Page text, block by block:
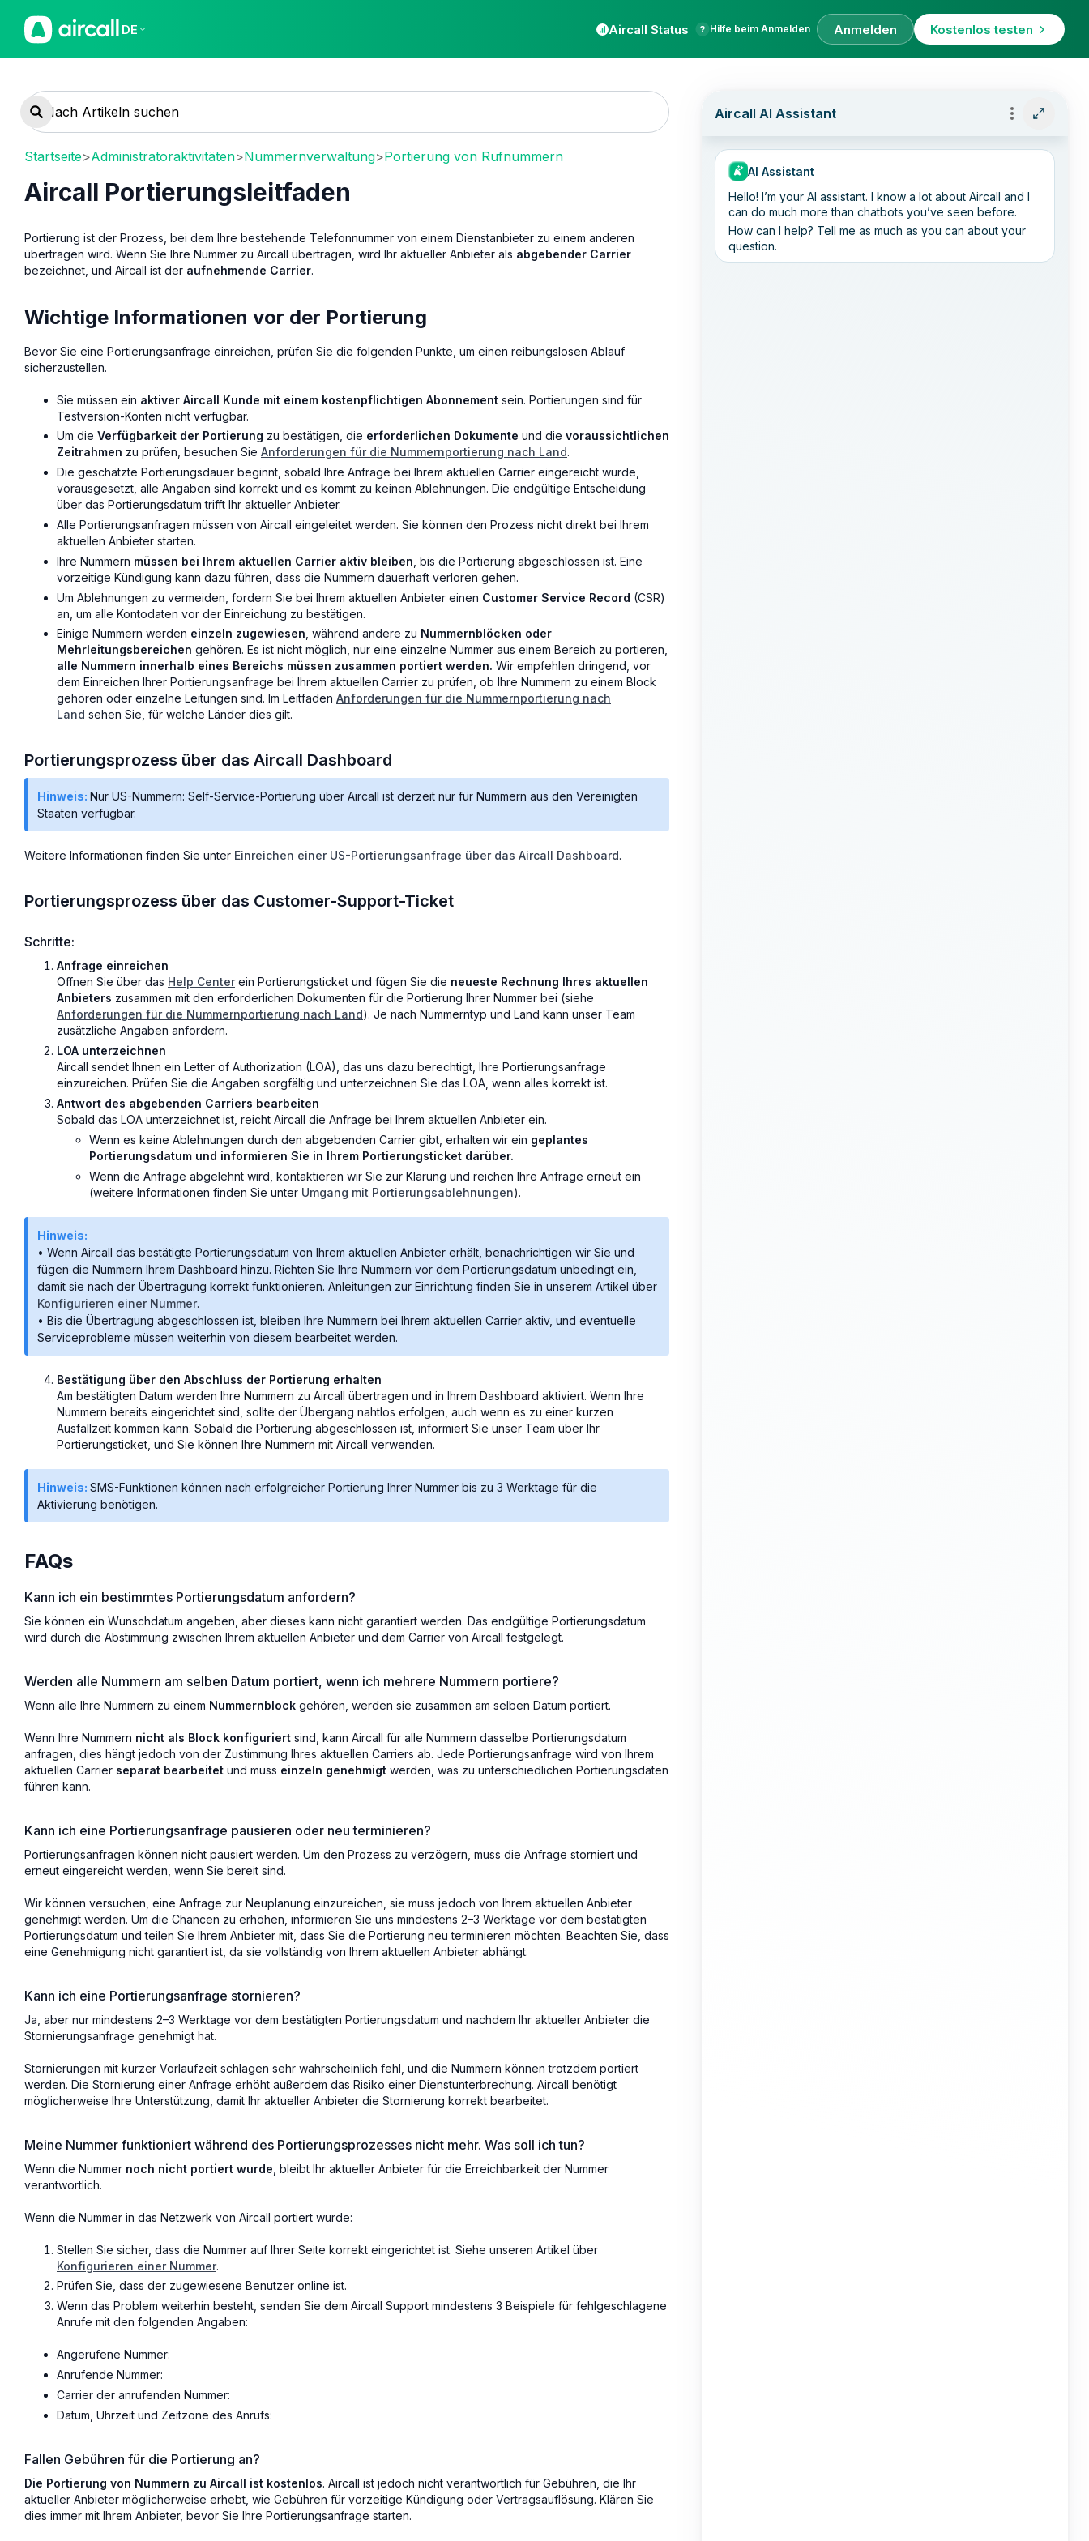
DE Aircall Status Hilfe beim Anmelden Anmelden Kostenlos testen
Startseite>Administratoraktivitäten>Nummernverwaltung>Portierung von Rufnummern
Aircall Portierungsleitfaden
Portierung ist der Prozess, bei dem Ihre bestehende Telefonnummer von einem Dienstanbieter zu einem anderen
übertragen wird. Wenn Sie Ihre Nummer zu Aircall übertragen, wird Ihr aktueller Anbieter als abgebender Carrier
bezeichnet, und Aircall ist der aufnehmende Carrier.
Wichtige Informationen vor der Portierung
Bevor Sie eine Portierungsanfrage einreichen, prüfen Sie die folgenden Punkte, um einen reibungslosen Ablauf
sicherzustellen.
Sie müssen ein aktiver Aircall Kunde mit einem kostenpflichtigen Abonnement sein. Portierungen sind für
Testversion-Konten nicht verfügbar.
Um die Verfügbarkeit der Portierung zu bestätigen, die erforderlichen Dokumente und die voraussichtlichen
Zeitrahmen zu prüfen, besuchen Sie Anforderungen für die Nummernportierung nach Land.
Die geschätzte Portierungsdauer beginnt, sobald Ihre Anfrage bei Ihrem aktuellen Carrier eingereicht wurde,
vorausgesetzt, alle Angaben sind korrekt und es kommt zu keinen Ablehnungen. Die endgültige Entscheidung
über das Portierungsdatum trifft Ihr aktueller Anbieter.
Alle Portierungsanfragen müssen von Aircall eingeleitet werden. Sie können den Prozess nicht direkt bei Ihrem
aktuellen Anbieter starten.
Ihre Nummern müssen bei Ihrem aktuellen Carrier aktiv bleiben , bis die Portierung abgeschlossen ist. Eine
vorzeitige Kündigung kann dazu führen, dass die Nummern dauerhaft verloren gehen.
Um Ablehnungen zu vermeiden, fordern Sie bei Ihrem aktuellen Anbieter einen Customer Service Record (CSR)
an, um alle Kontodaten vor der Einreichung zu bestätigen.
Einige Nummern werden einzeln zugewiesen , während andere zu Nummernblöcken oder
Mehrleitungsbereichen gehören. Es ist nicht möglich, nur eine einzelne Nummer aus einem Bereich zu portieren,
alle Nummern innerhalb eines Bereichs müssen zusammen portiert werden. Wir empfehlen dringend, vor
dem Einreichen Ihrer Portierungsanfrage bei Ihrem aktuellen Carrier zu prüfen, ob Ihre Nummern zu einem Block
gehören oder einzelne Leitungen sind. Im Leitfaden Anforderungen für die Nummernportierung nach
Land sehen Sie, für welche Länder dies gilt.
Portierungsprozess über das Aircall Dashboard
Hinweis: Nur US-Nummern: Self-Service-Portierung über Aircall ist derzeit nur für Nummern aus den Vereinigten
Staaten verfügbar.
Weitere Informationen finden Sie unter Einreichen einer US-Portierungsanfrage über das Aircall Dashboard.
Portierungsprozess über das Customer-Support-Ticket
Schritte:
Anfrage einreichen
Öffnen Sie über das Help Centerein Portierungsticket und fügen Sie die neueste Rechnung Ihres aktuellen
Anbieters zusammen mit den erforderlichen Dokumenten für die Portierung Ihrer Nummer bei (siehe
Anforderungen für die Nummernportierung nach Land). Je nach Nummerntyp und Land kann unser Team
zusätzliche Angaben anfordern.
LOA unterzeichnen
Aircall sendet Ihnen ein Letter of Authorization (LOA), das uns dazu berechtigt, Ihre Portierungsanfrage
einzureichen. Prüfen Sie die Angaben sorgfältig und unterzeichnen Sie das LOA, wenn alles korrekt ist.
Antwort des abgebenden Carriers bearbeiten
Sobald das LOA unterzeichnet ist, reicht Aircall die Anfrage bei Ihrem aktuellen Anbieter ein.
Wenn es keine Ablehnungen durch den abgebenden Carrier gibt, erhalten wir ein geplantes
Portierungsdatum und informieren Sie in Ihrem Portierungsticket darüber.
Wenn die Anfrage abgelehnt wird, kontaktieren wir Sie zur Klärung und reichen Ihre Anfrage erneut ein
(weitere Informationen finden Sie unter Umgang mit Portierungsablehnungen).
Hinweis:
• Wenn Aircall das bestätigte Portierungsdatum von Ihrem aktuellen Anbieter erhält, benachrichtigen wir Sie und
fügen die Nummern Ihrem Dashboard hinzu. Richten Sie Ihre Nummern vor dem Portierungsdatum unbedingt ein,
damit sie nach der Übertragung korrekt funktionieren. Anleitungen zur Einrichtung finden Sie in unserem Artikel über
Konfigurieren einer Nummer.
• Bis die Übertragung abgeschlossen ist, bleiben Ihre Nummern bei Ihrem aktuellen Carrier aktiv, und eventuelle
Serviceprobleme müssen weiterhin von diesem bearbeitet werden.
Bestätigung über den Abschluss der Portierung erhalten
Am bestätigten Datum werden Ihre Nummern zu Aircall übertragen und in Ihrem Dashboard aktiviert. Wenn Ihre
Nummern bereits eingerichtet sind, sollte der Übergang nahtlos erfolgen, auch wenn es zu einer kurzen
Ausfallzeit kommen kann. Sobald die Portierung abgeschlossen ist, informiert Sie unser Team über Ihr
Portierungsticket, und Sie können Ihre Nummern mit Aircall verwenden.
Hinweis: SMS-Funktionen können nach erfolgreicher Portierung Ihrer Nummer bis zu 3 Werktage für die
Aktivierung benötigen.
FAQs
Kann ich ein bestimmtes Portierungsdatum anfordern?
Sie können ein Wunschdatum angeben, aber dieses kann nicht garantiert werden. Das endgültige Portierungsdatum
wird durch die Abstimmung zwischen Ihrem aktuellen Anbieter und dem Carrier von Aircall festgelegt.
Werden alle Nummern am selben Datum portiert, wenn ich mehrere Nummern portiere?
Wenn alle Ihre Nummern zu einem Nummernblock gehören, werden sie zusammen am selben Datum portiert.
Wenn Ihre Nummern nicht als Block konfiguriert sind, kann Aircall für alle Nummern dasselbe Portierungsdatum
anfragen, dies hängt jedoch von der Zustimmung Ihres aktuellen Carriers ab. Jede Portierungsanfrage wird von Ihrem
aktuellen Carrier separat bearbeitet und muss einzeln genehmigt werden, was zu unterschiedlichen Portierungsdaten
führen kann.
Kann ich eine Portierungsanfrage pausieren oder neu terminieren?
Portierungsanfragen können nicht pausiert werden. Um den Prozess zu verzögern, muss die Anfrage storniert und
erneut eingereicht werden, wenn Sie bereit sind.
Wir können versuchen, eine Anfrage zur Neuplanung einzureichen, sie muss jedoch von Ihrem aktuellen Anbieter
genehmigt werden. Um die Chancen zu erhöhen, informieren Sie uns mindestens 2–3 Werktage vor dem bestätigten
Portierungsdatum und teilen Sie Ihrem Anbieter mit, dass Sie die Portierung neu terminieren möchten. Beachten Sie, dass
eine Genehmigung nicht garantiert ist, da sie vollständig von Ihrem aktuellen Anbieter abhängt.
Kann ich eine Portierungsanfrage stornieren?
Ja, aber nur mindestens 2–3 Werktage vor dem bestätigten Portierungsdatum und nachdem Ihr aktueller Anbieter die
Stornierungsanfrage genehmigt hat.
Stornierungen mit kurzer Vorlaufzeit schlagen sehr wahrscheinlich fehl, und die Nummern können trotzdem portiert
werden. Die Stornierung einer Anfrage erhöht außerdem das Risiko einer Dienstunterbrechung. Aircall benötigt
möglicherweise Ihre Unterstützung, damit Ihr aktueller Anbieter die Stornierung korrekt bearbeitet.
Meine Nummer funktioniert während des Portierungsprozesses nicht mehr. Was soll ich tun?
Wenn die Nummer noch nicht portiert wurde , bleibt Ihr aktueller Anbieter für die Erreichbarkeit der Nummer
verantwortlich.
Wenn die Nummer in das Netzwerk von Aircall portiert wurde:
Stellen Sie sicher, dass die Nummer auf Ihrer Seite korrekt eingerichtet ist. Siehe unseren Artikel über
Konfigurieren einer Nummer.
Prüfen Sie, dass der zugewiesene Benutzer online ist.
Wenn das Problem weiterhin besteht, senden Sie dem Aircall Support mindestens 3 Beispiele für fehlgeschlagene
Anrufe mit den folgenden Angaben:
Angerufene Nummer:
Anrufende Nummer:
Carrier der anrufenden Nummer:
Datum, Uhrzeit und Zeitzone des Anrufs:
Fallen Gebühren für die Portierung an?
Die Portierung von Nummern zu Aircall ist kostenlos. Aircall ist jedoch nicht verantwortlich für Gebühren, die Ihr
aktueller Anbieter möglicherweise erhebt, wie Gebühren für vorzeitige Kündigung oder Vertragsauflösung. Klären Sie
dies immer mit Ihrem Anbieter, bevor Sie Ihre Portierungsanfrage starten.